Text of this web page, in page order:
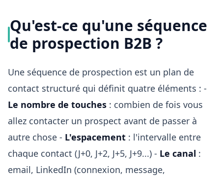
Qu'est-ce qu'une séquence
de prospection B2B ?
Une séquence de prospection est un plan de
contact structuré qui définit quatre éléments : -
Le nombre de touches : combien de fois vous
allez contacter un prospect avant de passer à
autre chose - L'espacement : l'intervalle entre
chaque contact (J+0, J+2, J+5, J+9...) - Le canal :
email, LinkedIn (connexion, message,